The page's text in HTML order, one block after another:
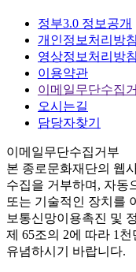
정부3.0 정보공개
개인정보처리방침
영상정보처리방침
이용약관
이메일무단수집
오시는길
담당자찾기
이메일무단수집거부
본 종로문화재단의 웹
수집을 거부하며, 자동
또는 기술적인 장치를
보통신망이용촉진 및
제 65조의 2에 따라 1
유념하시기 바랍니다.